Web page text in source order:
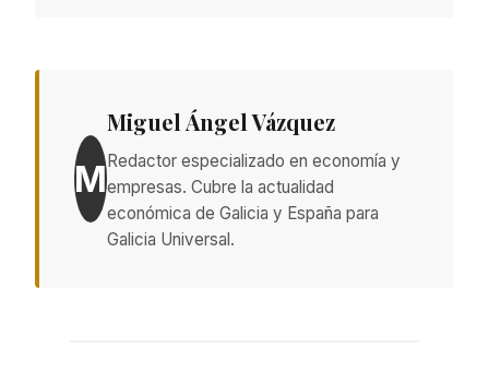
M
Miguel Ángel Vázquez
Redactor especializado en economía y
empresas. Cubre la actualidad
económica de Galicia y España para
Galicia Universal.